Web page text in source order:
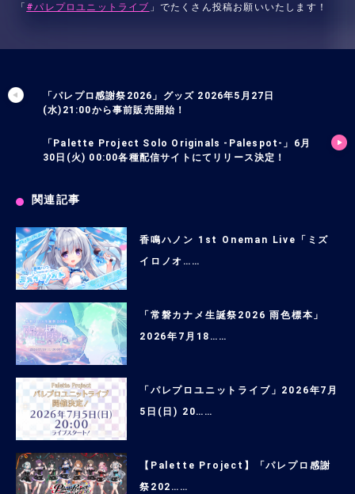
「 #パレプロユニットライブ 」でたくさん投稿お願いいたします！
「パレプロ感謝祭2026」グッズ 2026年5月27日
(水)21:00から事前販売開始！
「Palette Project Solo Originals -Palespot-」6月
30日(火) 00:00各種配信サイトにてリリース決定！
関連記事
香鳴ハノン 1st Oneman Live「ミズ
イロノオ……
「常磐カナメ生誕祭2026 雨色標本」
2026年7月18……
「パレプロユニットライブ」2026年7月
5日(日) 20……
【Palette Project】「パレプロ感謝
祭202……